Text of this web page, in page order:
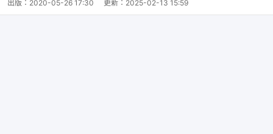
出版： 2020-05-26 17:30 更新： 2025-02-13 15:59